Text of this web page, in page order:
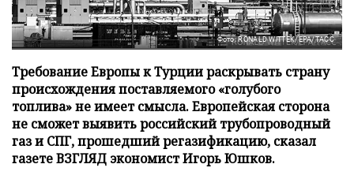
Фото: RONALD WITTEK/EPA/ТАСС
Требование Европы к Турции раскрывать страну
происхождения поставляемого «голубого
топлива» не имеет смысла. Европейская сторона
не сможет выявить российский трубопроводный
газ и СПГ, прошедший регазификацию, сказал
газете ВЗГЛЯД экономист Игорь Юшков.